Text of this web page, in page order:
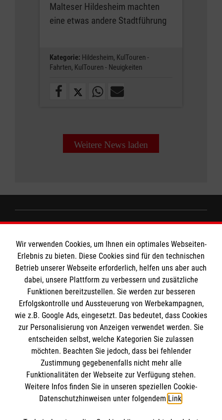
Malteser Hildesheim machten
eine etwas andere Stadtführung
Kategorie: Hildesheim, KulTouren -
Fahrten, KulTouren - Neuigkeiten
Weitere News laden
Impressum
Datenschutz
Barrierefreiheit
Kontakt
Die Malteser
Malteser in Deutschland
Malteserorden
Sharepoint
MPG Ansprechpartner
Den Beauftragten für Medizinproduktesicherheit
im Malteser Rettungsdienst und den
Einsatzdiensten der Malteser können Sie
kontaktieren.
Spendenkonto
Wir verwenden Cookies, um Ihnen ein optimales Webseiten-
Erlebnis zu bieten. Diese Cookies sind für den technischen
Betrieb unserer Webseite erforderlich, helfen uns aber auch
dabei, unsere Plattform zu verbessern und zusätzliche
Funktionen bereitzustellen. Sie werden zur besseren
Erfolgskontrolle und Aussteuerung von Werbekampagnen,
wie z.B. Google Ads, eingesetzt. Das bedeutet, dass Cookies
zur Personalisierung von Anzeigen verwendet werden. Sie
entscheiden selbst, welche Kategorien Sie zulassen
möchten. Beachten Sie jedoch, dass bei fehlender
Zustimmung gegebenenfalls nicht mehr alle
Funktionalitäten der Webseite zur Verfügung stehen.
Weitere Infos finden Sie in unseren speziellen Cookie-
Datenschutzhinweisen unter folgendem Link.